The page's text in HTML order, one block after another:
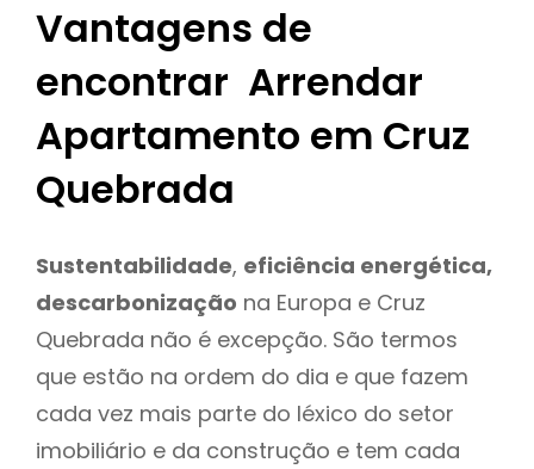
Vantagens de
encontrar Arrendar
Apartamento em Cruz
Quebrada
Sustentabilidade, eficiência energética,
descarbonização na Europa e Cruz
Quebrada não é excepção. São termos
que estão na ordem do dia e que fazem
cada vez mais parte do léxico do setor
imobiliário e da construção e tem cada